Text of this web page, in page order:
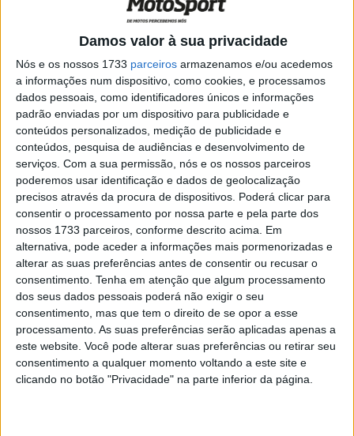
Damos valor à sua privacidade
Nós e os nossos 1733 parceiros armazenamos e/ou acedemos
a informações num dispositivo, como cookies, e processamos
dados pessoais, como identificadores únicos e informações
padrão enviadas por um dispositivo para publicidade e
conteúdos personalizados, medição de publicidade e
conteúdos, pesquisa de audiências e desenvolvimento de
serviços. Com a sua permissão, nós e os nossos parceiros
poderemos usar identificação e dados de geolocalização
precisos através da procura de dispositivos. Poderá clicar para
consentir o processamento por nossa parte e pela parte dos
nossos 1733 parceiros, conforme descrito acima. Em
alternativa, pode aceder a informações mais pormenorizadas e
alterar as suas preferências antes de consentir ou recusar o
consentimento. Tenha em atenção que algum processamento
dos seus dados pessoais poderá não exigir o seu
consentimento, mas que tem o direito de se opor a esse
processamento. As suas preferências serão aplicadas apenas a
este website. Você pode alterar suas preferências ou retirar seu
consentimento a qualquer momento voltando a este site e
clicando no botão "Privacidade" na parte inferior da página.
Pecco Bagnaia foi oficialmente confirmado como novo
MotoGP de 850cc, em 2027.
Bagnaia passou toda a sua carreira na categoria rainha
com a Ducati, primeiro na Pramac e, desde 2021, na
equipa oficial Ducati Lenovo Team.
O italiano conquistou o primeiro título mundial da Ducati
desde Casey Stoner em 2022, repetindo o feito em 2023.
Artigos relacionados
MotoGP: Ducati domina segundo dia de
testes das futuras 850cc
7 AGOSTO, 2026
MotoGP: Tensão entre KTM e Viñales?
Steiner admite ‘fricção’ entre as partes
7 AGOSTO, 2026